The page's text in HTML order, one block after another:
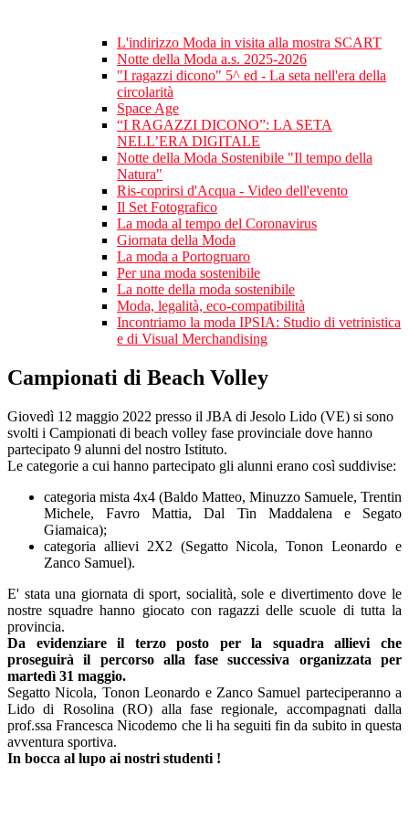
L'indirizzo Moda in visita alla mostra SCART
Notte della Moda a.s. 2025-2026
"I ragazzi dicono" 5^ ed - La seta nell'era della
circolarità
Space Age
“I RAGAZZI DICONO”: LA SETA
NELL’ERA DIGITALE
Notte della Moda Sostenibile "Il tempo della
Natura"
Ris-coprirsi d'Acqua - Video dell'evento
Il Set Fotografico
La moda al tempo del Coronavirus
Giornata della Moda
La moda a Portogruaro
Per una moda sostenibile
La notte della moda sostenibile
Moda, legalità, eco-compatibilità
Incontriamo la moda IPSIA: Studio di vetrinistica
e di Visual Merchandising
Campionati di Beach Volley
Giovedì 12 maggio 2022 presso il JBA di Jesolo Lido (VE) si sono
svolti i Campionati di beach volley fase provinciale dove hanno
partecipato 9 alunni del nostro Istituto.
Le categorie a cui hanno partecipato gli alunni erano così suddivise:
categoria mista 4x4 (Baldo Matteo, Minuzzo Samuele, Trentin
Michele, Favro Mattia, Dal Tin Maddalena e Segato
Giamaica);
categoria allievi 2X2 (Segatto Nicola, Tonon Leonardo e
Zanco Samuel).
E' stata una giornata di sport, socialità, sole e divertimento dove le
nostre squadre hanno giocato con ragazzi delle scuole di tutta la
provincia.
Da evidenziare il terzo posto per la squadra allievi che
proseguirà il percorso alla fase successiva organizzata per
martedì 31 maggio.
Segatto Nicola, Tonon Leonardo e Zanco Samuel parteciperanno a
Lido di Rosolina (RO) alla fase regionale, accompagnati dalla
prof.ssa Francesca Nicodemo che li ha seguiti fin da subito in questa
avventura sportiva.
In bocca al lupo ai nostri studenti !